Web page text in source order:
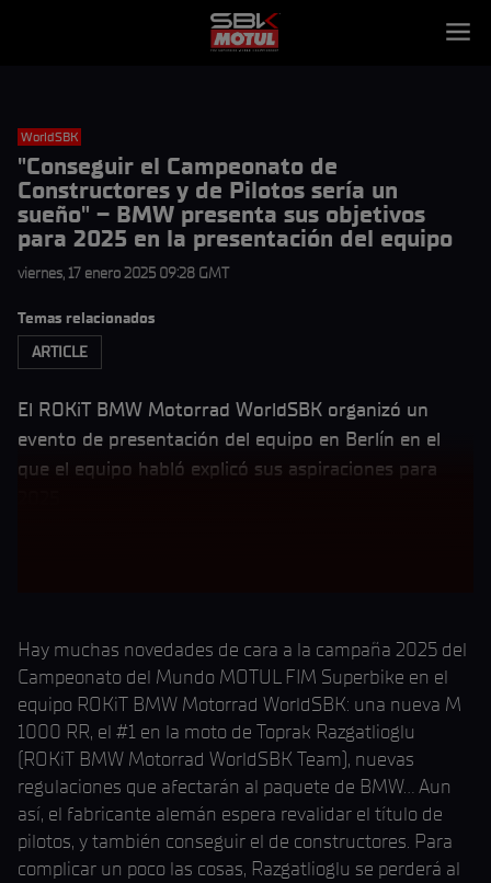
WorldSBK
"Conseguir el Campeonato de
Constructores y de Pilotos sería un
sueño" – BMW presenta sus objetivos
para 2025 en la presentación del equipo
viernes, 17 enero 2025 09:28 GMT
Temas relacionados
ARTICLE
El ROKiT BMW Motorrad WorldSBK organizó un
evento de presentación del equipo en Berlín en el
que el equipo habló explicó sus aspiraciones para
Hay muchas novedades de cara a la campaña 2025 del
Campeonato del Mundo MOTUL FIM Superbike en el
equipo ROKiT BMW Motorrad WorldSBK: una nueva M
1000 RR, el #1 en la moto de Toprak Razgatlioglu
(ROKiT BMW Motorrad WorldSBK Team), nuevas
regulaciones que afectarán al paquete de BMW... Aun
así, el fabricante alemán espera revalidar el título de
pilotos, y también conseguir el de constructores. Para
complicar un poco las cosas, Razgatlioglu se perderá al